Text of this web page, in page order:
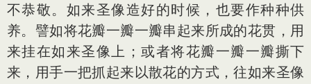
不恭敬。如来圣像造好的时候，也要作种种供
养。譬如将花瓣一瓣一瓣串起来所成的花贯，用
来挂在如来圣像上；或者将花瓣一瓣一瓣撕下
来，用手一把抓起来以散花的方式，往如来圣像